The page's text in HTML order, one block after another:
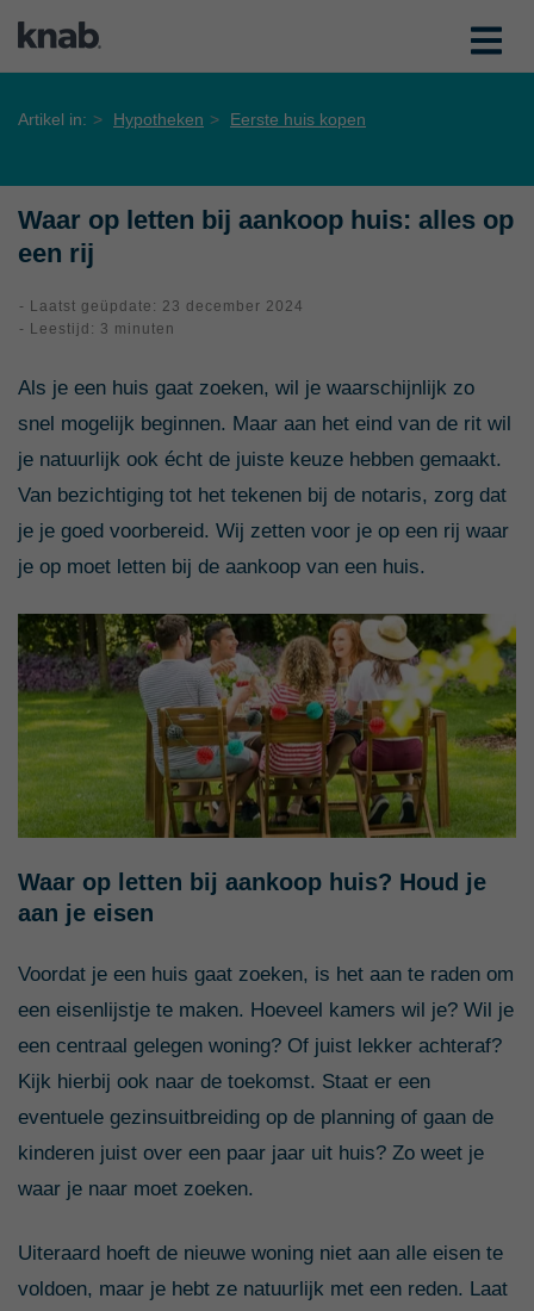
Artikel in: Hypotheken Eerste huis kopen
Waar op letten bij aankoop huis: alles op
een rij
- Laatst geüpdate: 23 december 2024
- Leestijd: 3 minuten
Als je een huis gaat zoeken, wil je waarschijnlijk zo
snel mogelijk beginnen. Maar aan het eind van de rit wil
je natuurlijk ook écht de juiste keuze hebben gemaakt.
Van bezichtiging tot het tekenen bij de notaris, zorg dat
je je goed voorbereid. Wij zetten voor je op een rij waar
je op moet letten bij de aankoop van een huis.
Waar op letten bij aankoop huis? Houd je
aan je eisen
Voordat je een huis gaat zoeken, is het aan te raden om
een eisenlijstje te maken. Hoeveel kamers wil je? Wil je
een centraal gelegen woning? Of juist lekker achteraf?
Kijk hierbij ook naar de toekomst. Staat er een
eventuele gezinsuitbreiding op de planning of gaan de
kinderen juist over een paar jaar uit huis? Zo weet je
waar je naar moet zoeken.
Uiteraard hoeft de nieuwe woning niet aan alle eisen te
voldoen, maar je hebt ze natuurlijk met een reden. Laat